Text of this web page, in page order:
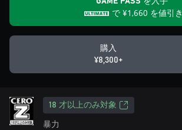
で ¥1,660 を値引き
購入
¥8,300+
18 才以上のみ対象
暴力